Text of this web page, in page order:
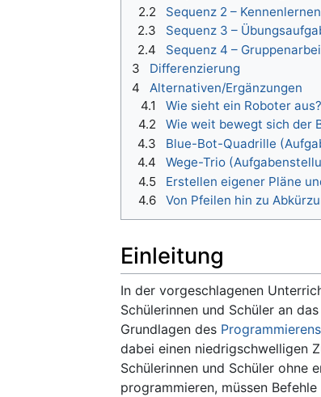
2.2
Sequenz 2 –
2.3
Sequenz 3 –
2.4
Sequenz 4 –
3
Differenzierung
4
Alternativen/Ergänzungen
4.1
Wie sieht ein Roboter
4.2
Wie weit bewegt sich der
4.3
Blue-Bot-Quadrille
4.4
Wege-Trio
4.5
Erstellen eigener Pläne
4.6
Von Pfeilen hin zu
Einleitung
In der vorgeschlagenen
Schülerinnen und Schüler an
Grundlagen des Programmierens
dabei einen niedrigschwelligen
Schülerinnen und Schüler ohne
programmieren, müssen